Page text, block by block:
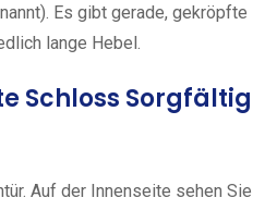
Es gibt gerade, gekröpfte
lange Hebel.
Schloss Sorgfältig
Auf der Innenseite sehen Sie